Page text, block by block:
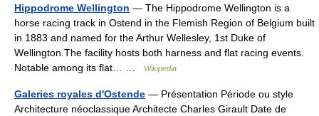
Hippodrome Wellington — The Hippodrome Wellington is a
horse racing track in Ostend in the Flemish Region of Belgium built
in 1883 and named for the Arthur Wellesley, 1st Duke of
Wellington.The facility hosts both harness and flat racing events.
Notable among its flat… …
Wikipedia
Galeries royales d'Ostende — Présentation Période ou style
Architecture néoclassique Architecte Charles Girault Date de